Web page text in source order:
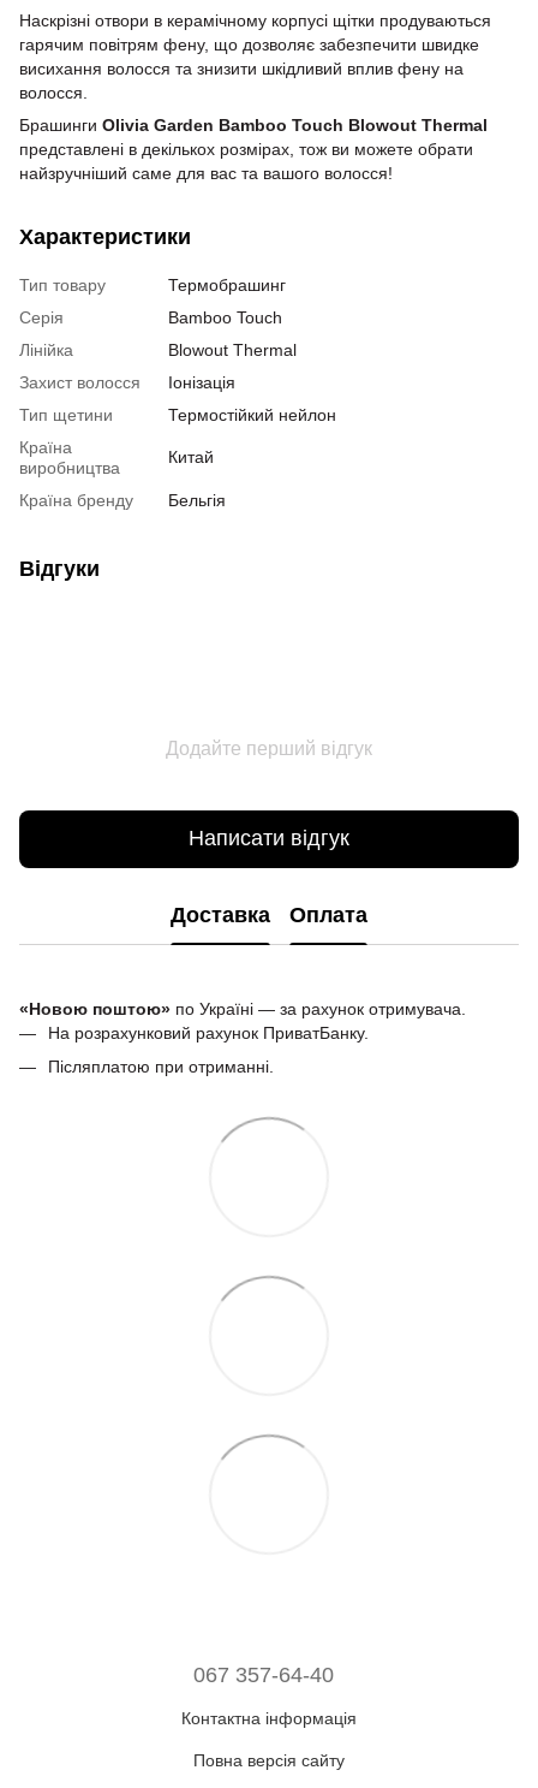
Наскрізні отвори в керамічному корпусі щітки продуваються
гарячим повітрям фену, що дозволяє забезпечити швидке
висихання волосся та знизити шкідливий вплив фену на
волосся.
Брашинги Olivia Garden Bamboo Touch Blowout Thermal
представлені в декількох розмірах, тож ви можете обрати
найзручніший саме для вас та вашого волосся!
Характеристики
Тип товару
Термобрашинг
Серія
Bamboo Touch
Лінійка
Blowout Thermal
Захист волосся
Іонізація
Тип щетини
Термостійкий нейлон
Країна
виробництва
Китай
Країна бренду Бельгія
Відгуки
Додайте перший відгук
Написати відгук
Доставка Оплата
«Новою поштою» по Україні — за рахунок отримувача.
На розрахунковий рахунок ПриватБанку.
Післяплатою при отриманні.
067 357-64-40
Контактна інформація
Повна версія сайту